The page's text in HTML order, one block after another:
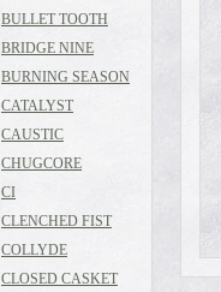
BULLET TOOTH
BRIDGE NINE
BURNING SEASON
CATALYST
CAUSTIC
CHUGCORE
CI
CLENCHED FIST
COLLYDE
CLOSED CASKET